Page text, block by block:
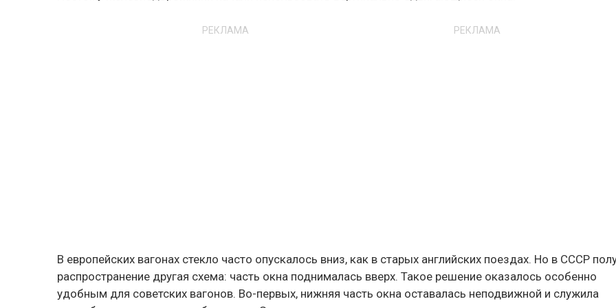
РЕКЛАМА РЕКЛАМА
В европейских вагонах стекло часто опускалось вниз, как в старых английских поездах. Но в СССР
распространение другая схема: часть окна поднималась вверх. Такое решение оказалось особенно
удобным для советских вагонов. Во-первых, нижняя часть окна оставалась неподвижной и служила